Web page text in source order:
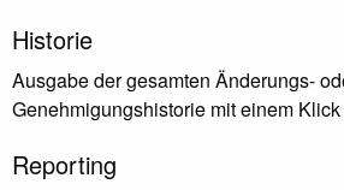
Historie
Ausgabe der gesamten Änderungs-
Genehmigungshistorie mit einem Klick
Reporting